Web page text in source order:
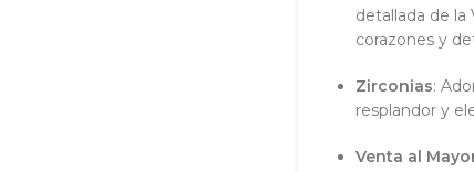
detallada de la
corazones y
Zirconias:
resplandor y
Venta al